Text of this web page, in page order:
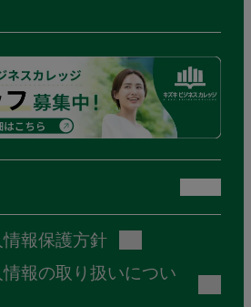
報保護方針
報の取り扱いについ